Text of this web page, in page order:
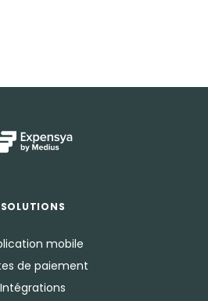
SOLUTIONS
mobile
de paiement
Intégrations